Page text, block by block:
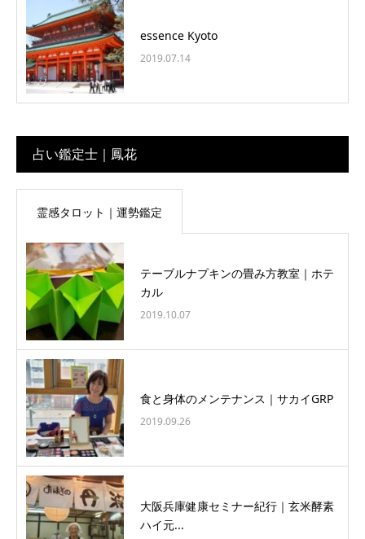
essence Kyoto
2019.07.14
占い鑑定士｜鳳花
霊感タロット｜運勢鑑定
テーブルナプキンの畳み方教室｜ホテ
カル
2019.10.07
食と身体のメンテナンス｜サカイGRP
2019.09.26
大阪兵庫健康セミナー紀行｜玄米酵素
ハイ元...